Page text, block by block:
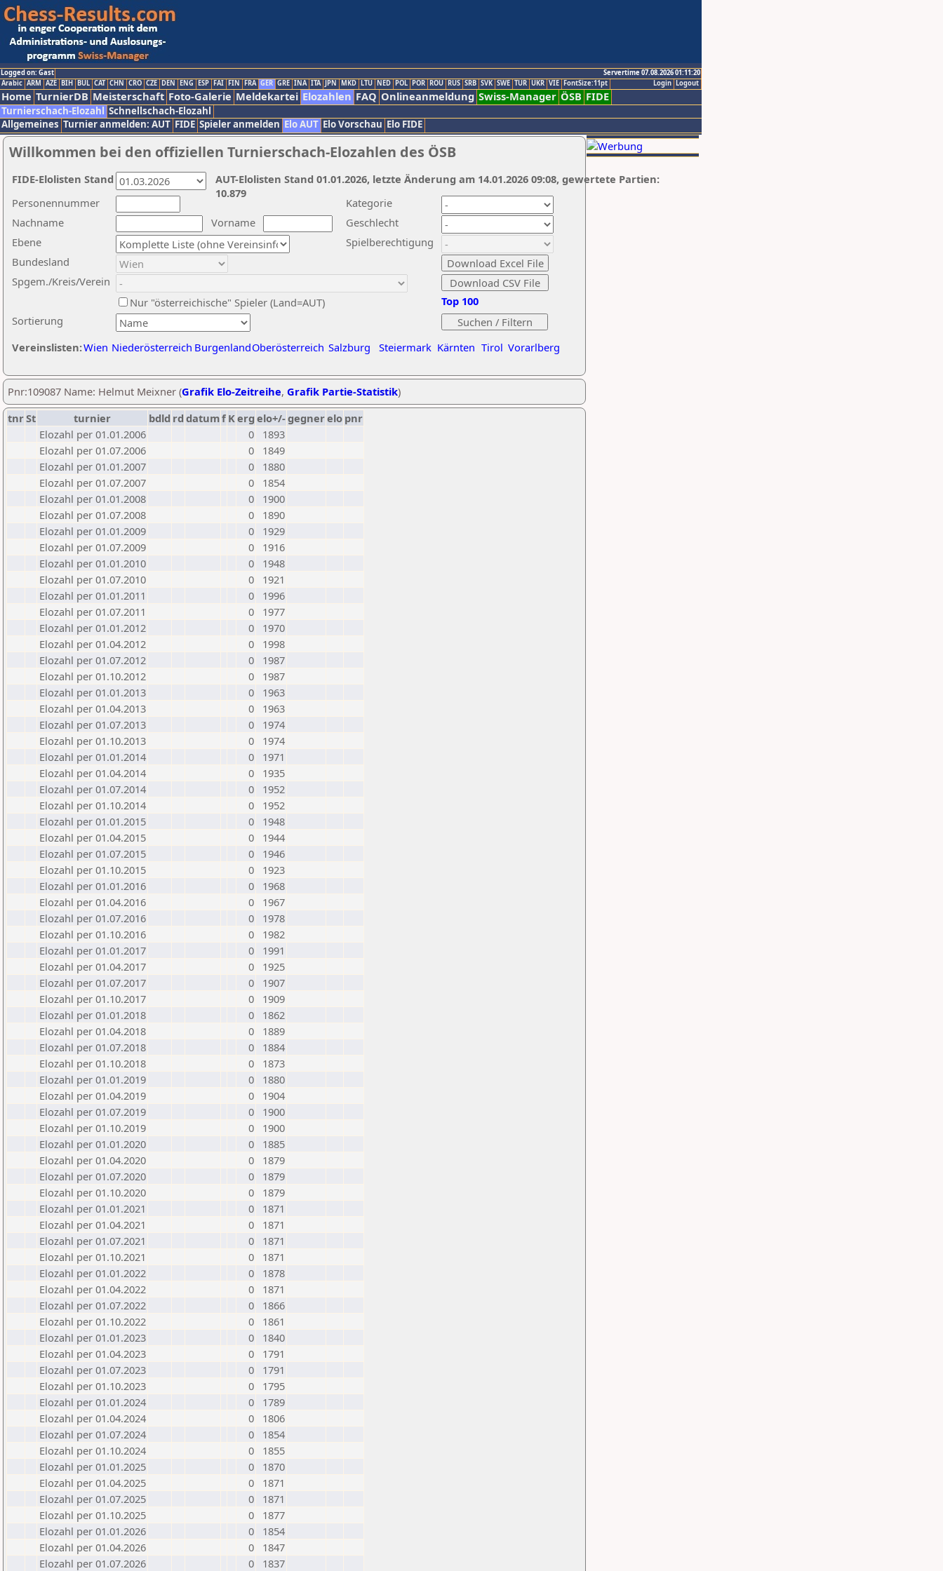
Logged on: Gast
Servertime 07.08.2026 01:11:20
Logout
Login
Arabic ARM AZE BIH BUL CAT CHN CRO CZE DEN ENG ESP FAI FIN FRA GER GRE INA ITA JPN MKD LTU NED POL POR ROU RUS SRB SVK SWE TUR UKR VIE FontSize:11pt
Home TurnierDB Meisterschaft Foto-Galerie Meldekartei Elozahlen FAQ Onlineanmeldung Swiss-Manager ÖSB FIDE
Turnierschach-Elozahl Schnellschach-Elozahl
Allgemeines Turnier anmelden: AUT FIDE Spieler anmelden Elo AUT Elo Vorschau Elo FIDE
Willkommen bei den offiziellen Turnierschach-Elozahlen des ÖSB
Nachname
Vorname
Ebene
Kategorie
Sortierung
Personennummer
Bundesland
Spgem./Kreis/Verein
Geschlecht
Nur "österreichische" Spieler (Land=AUT)
Spielberechtigung
Vereinslisten:Wien Niederösterreich BurgenlandOberösterreich Salzburg Steiermark Kärnten Tirol Vorarlberg
Top 100
AUT-Elolisten Stand 01.01.2026, letzte Änderung am 14.01.2026 09:08, gewertete Partien:
10.879
FIDE-Elolisten Stand
Pnr:109087 Name: Helmut Meixner (Grafik Elo-Zeitreihe, Grafik Partie-Statistik)
tnrSt turnier bdld rd datumf Kerg elo+/-gegnerelo pnr
Elozahl per 01.01.2006
0
1893
Elozahl per 01.07.2006
0
1849
Elozahl per 01.01.2007
0
1880
Elozahl per 01.07.2007
0
1854
Elozahl per 01.01.2008
0
1900
Elozahl per 01.07.2008
0
1890
Elozahl per 01.01.2009
0
1929
Elozahl per 01.07.2009
0
1916
Elozahl per 01.01.2010
0
1948
Elozahl per 01.07.2010
0
1921
Elozahl per 01.01.2011
0
1996
Elozahl per 01.07.2011
0
1977
Elozahl per 01.01.2012
0
1970
Elozahl per 01.04.2012
0
1998
Elozahl per 01.07.2012
0
1987
Elozahl per 01.10.2012
0
1987
Elozahl per 01.01.2013
0
1963
Elozahl per 01.04.2013
0
1963
Elozahl per 01.07.2013
0
1974
Elozahl per 01.10.2013
0
1974
Elozahl per 01.01.2014
0
1971
Elozahl per 01.04.2014
0
1935
Elozahl per 01.07.2014
0
1952
Elozahl per 01.10.2014
0
1952
Elozahl per 01.01.2015
0
1948
Elozahl per 01.04.2015
0
1944
Elozahl per 01.07.2015
0
1946
Elozahl per 01.10.2015
0
1923
Elozahl per 01.01.2016
0
1968
Elozahl per 01.04.2016
0
1967
Elozahl per 01.07.2016
0
1978
Elozahl per 01.10.2016
0
1982
Elozahl per 01.01.2017
0
1991
Elozahl per 01.04.2017
0
1925
Elozahl per 01.07.2017
0
1907
Elozahl per 01.10.2017
0
1909
Elozahl per 01.01.2018
0
1862
Elozahl per 01.04.2018
0
1889
Elozahl per 01.07.2018
0
1884
Elozahl per 01.10.2018
0
1873
Elozahl per 01.01.2019
0
1880
Elozahl per 01.04.2019
0
1904
Elozahl per 01.07.2019
0
1900
Elozahl per 01.10.2019
0
1900
Elozahl per 01.01.2020
0
1885
Elozahl per 01.04.2020
0
1879
Elozahl per 01.07.2020
0
1879
Elozahl per 01.10.2020
0
1879
Elozahl per 01.01.2021
0
1871
Elozahl per 01.04.2021
0
1871
Elozahl per 01.07.2021
0
1871
Elozahl per 01.10.2021
0
1871
Elozahl per 01.01.2022
0
1878
Elozahl per 01.04.2022
0
1871
Elozahl per 01.07.2022
0
1866
Elozahl per 01.10.2022
0
1861
Elozahl per 01.01.2023
0
1840
Elozahl per 01.04.2023
0
1791
Elozahl per 01.07.2023
0
1791
Elozahl per 01.10.2023
0
1795
Elozahl per 01.01.2024
0
1789
Elozahl per 01.04.2024
0
1806
Elozahl per 01.07.2024
0
1854
Elozahl per 01.10.2024
0
1855
Elozahl per 01.01.2025
0
1870
Elozahl per 01.04.2025
0
1871
Elozahl per 01.07.2025
0
1871
Elozahl per 01.10.2025
0
1877
Elozahl per 01.01.2026
0
1854
Elozahl per 01.04.2026
0
1847
Elozahl per 01.07.2026
0 1837